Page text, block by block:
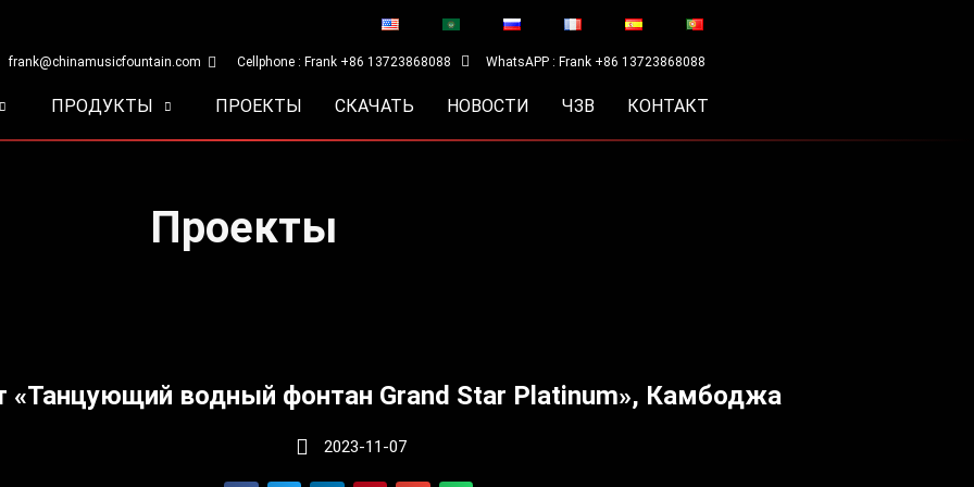
frank@chinamusicfountain.com Cellphone : Frank +86 13723868088 WhatsAPP : Frank +86 13723868088
ПРОДУКТЫ ПРОЕКТЫ СКАЧАТЬ НОВОСТИ ЧЗВ КОНТАКТ
Проекты
«Танцующий водный фонтан Grand Star Platinum», Камбоджа
2023-11-07